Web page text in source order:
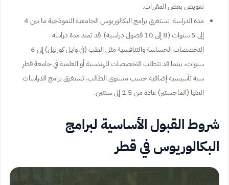
تعويض بعض المقررات.
مدة الدراسة: تستغرق برامج البكالوريوس الجامعية النموذجية ما بين 4
إلى 5 سنوات (8 إلى 10 فصول دراسية). قد تمتد مدة دراسة
التخصصات الحساسة والتنافسية مثل الطب (في وايل كورنيل) إلى 6
سنوات، بينما قد تتطلب التخصصات الهندسية أو العلمية في جامعة قطر
سنة تأسيسية إضافية حسب مستوى الطالب. تستغرق برامج الدراسات
العليا (الماجستير) عادة من 1.5 إلى سنتين.
شروط القبول الأساسية لبرامج
البكالوريوس في قطر